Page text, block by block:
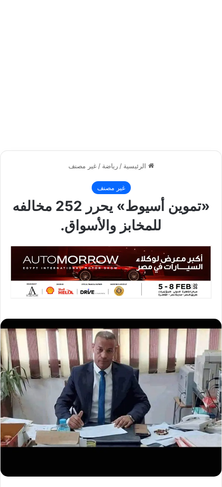
الرئيسية / رياضة / غير مصنف
غير مصنف
«تموين أسيوط» يحرر 252 مخالفه
للمخابز والأسواق.